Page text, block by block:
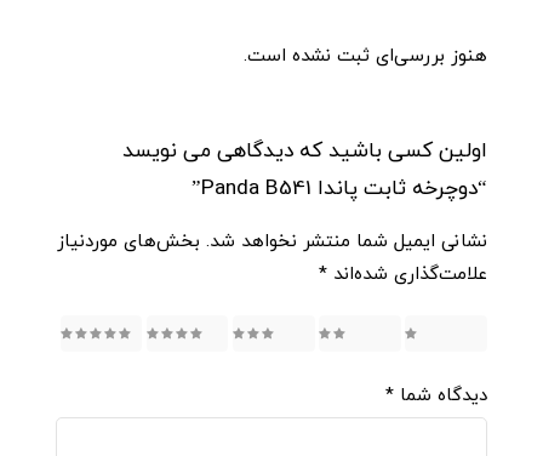
هنوز بررسی‌ای ثبت نشده است.
اولین کسی باشید که دیدگاهی می نویسد
“دوچرخه ثابت پاندا Panda B541”
نشانی ایمیل شما منتشر نخواهد شد. بخش‌های موردنیاز
علامت‌گذاری شده‌اند *
5
دیدگاه شما *